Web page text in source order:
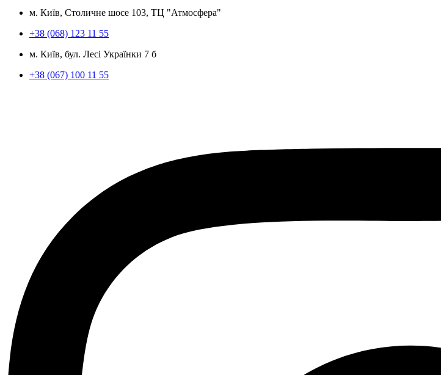
м. Київ, Столичне шосе 103, ТЦ "Атмосфера"
+38 (068) 123 11 55
м. Київ, бул. Лесі Українки 7 б
+38 (067) 100 11 55